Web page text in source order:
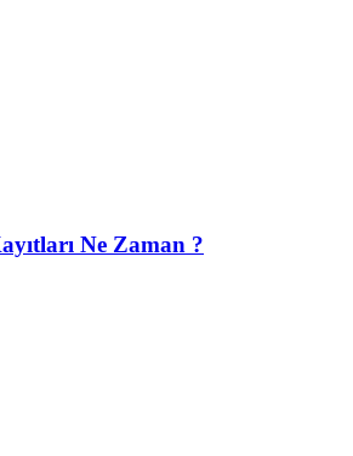
Ne Zaman ?